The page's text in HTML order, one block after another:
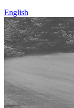
English